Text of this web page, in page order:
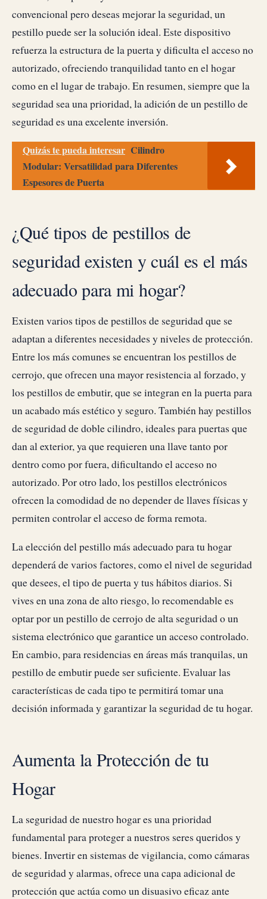
convencional pero deseas mejorar la seguridad, un
pestillo puede ser la solución ideal. Este dispositivo
refuerza la estructura de la puerta y dificulta el acceso no
autorizado, ofreciendo tranquilidad tanto en el hogar
como en el lugar de trabajo. En resumen, siempre que la
seguridad sea una prioridad, la adición de un pestillo de
seguridad es una excelente inversión.
Quizás te pueda interesar Cilindro
Modular: Versatilidad para Diferentes
Espesores de Puerta
¿Qué tipos de pestillos de
seguridad existen y cuál es el más
adecuado para mi hogar?
Existen varios tipos de pestillos de seguridad que se
adaptan a diferentes necesidades y niveles de protección.
Entre los más comunes se encuentran los pestillos de
cerrojo, que ofrecen una mayor resistencia al forzado, y
los pestillos de embutir, que se integran en la puerta para
un acabado más estético y seguro. También hay pestillos
de seguridad de doble cilindro, ideales para puertas que
dan al exterior, ya que requieren una llave tanto por
dentro como por fuera, dificultando el acceso no
autorizado. Por otro lado, los pestillos electrónicos
ofrecen la comodidad de no depender de llaves físicas y
permiten controlar el acceso de forma remota.
La elección del pestillo más adecuado para tu hogar
dependerá de varios factores, como el nivel de seguridad
que desees, el tipo de puerta y tus hábitos diarios. Si
vives en una zona de alto riesgo, lo recomendable es
optar por un pestillo de cerrojo de alta seguridad o un
sistema electrónico que garantice un acceso controlado.
En cambio, para residencias en áreas más tranquilas, un
pestillo de embutir puede ser suficiente. Evaluar las
características de cada tipo te permitirá tomar una
decisión informada y garantizar la seguridad de tu hogar.
Aumenta la Protección de tu
Hogar
La seguridad de nuestro hogar es una prioridad
fundamental para proteger a nuestros seres queridos y
bienes. Invertir en sistemas de vigilancia, como cámaras
de seguridad y alarmas, ofrece una capa adicional de
protección que actúa como un disuasivo eficaz ante